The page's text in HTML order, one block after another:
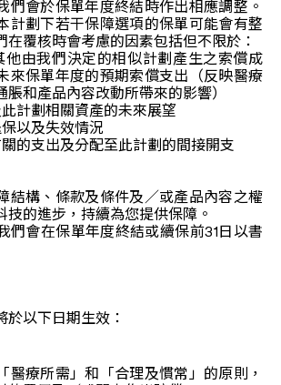
們會於保單年度終結時作出相應調整。
計劃下若干保障選項的保單可能會有整
在覆核時會考慮的因素包括但不限於：
他由我們決定的相似計劃產生之索償成
來保單年度的預期索償支出（反映醫療
脹和產品內容改動所帶來的影響）
計劃相關資產的未來展望
以及失效情況
的支出及分配至此計劃的間接開支
結構、條款及條件及／或產品內容之權
技的進步，持續為您提供保障。
們會在保單年度終結或續保前31日以書
於以下日期生效：
醫療所需」和「合理及慣常」的原則，